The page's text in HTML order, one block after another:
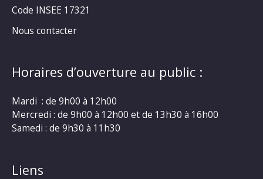
Code INSEE 17321
Nous contacter
Horaires d’ouverture au public :
Mardi : de 9h00 à 12h00
Mercredi : de 9h00 à 12h00 et de 13h30 à 16h00
Samedi : de 9h30 à 11h30
Liens